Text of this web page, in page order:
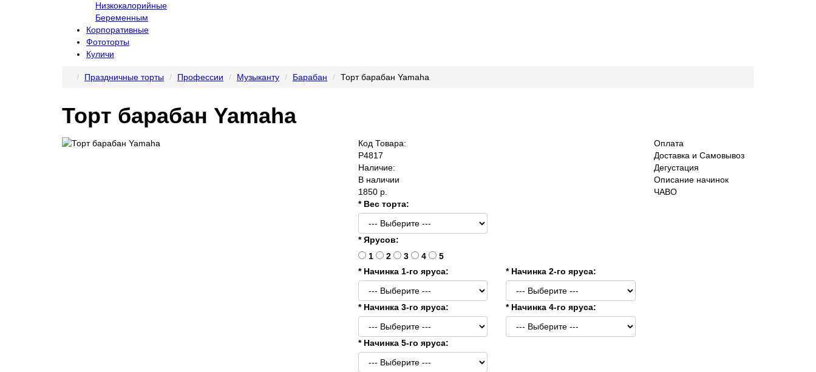
Низкокалорийные
Беременным
Корпоративные
Фототорты
Куличи
Праздничные торты Профессии Музыканту Барабан Торт барабан Yamaha
Торт барабан Yamaha
Код Товара:
P4817
Наличие:
В наличии
1850 р.
* Вес торта:
* Ярусов:
1
2 3 4
5
* Начинка 1-го яруса:
* Начинка 2-го яруса:
* Начинка 3-го яруса: * Начинка 4-го яруса:
* Начинка 5-го яруса:
Оплата
Доставка и Самовывоз
Дегустация
Описание начинок
ЧАВО